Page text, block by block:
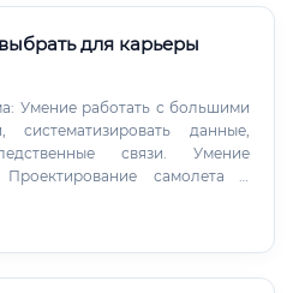
направлений. Однако
для начинающих: ✅ Путь
для карьеры
Умение работать с большими
данные,
связи. Умение
самолета –
из разных отделов.